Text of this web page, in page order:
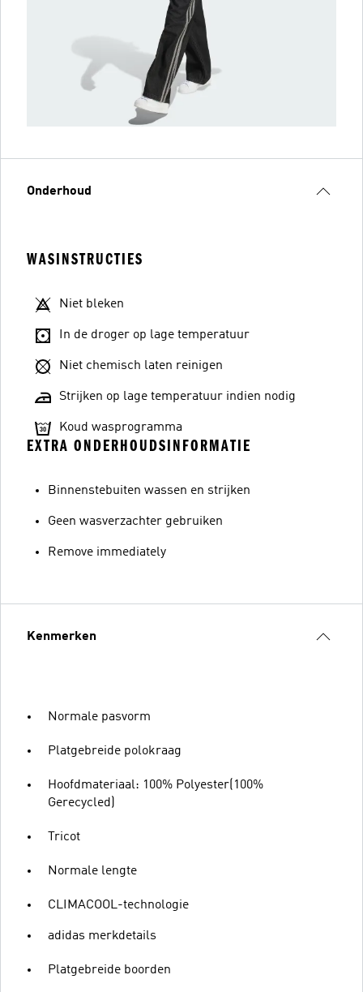
Onderhoud
WASINSTRUCTIES
Niet bleken
In de droger op lage temperatuur
Niet chemisch laten reinigen
Strijken op lage temperatuur indien nodig
Koud wasprogramma
EXTRA ONDERHOUDSINFORMATIE
Binnenstebuiten wassen en strijken
Geen wasverzachter gebruiken
Remove immediately
Kenmerken
Normale pasvorm
Platgebreide polokraag
Hoofdmateriaal: 100% Polyester(100%
Gerecycled)
Tricot
Normale lengte
CLIMACOOL-technologie
adidas merkdetails
Platgebreide boorden